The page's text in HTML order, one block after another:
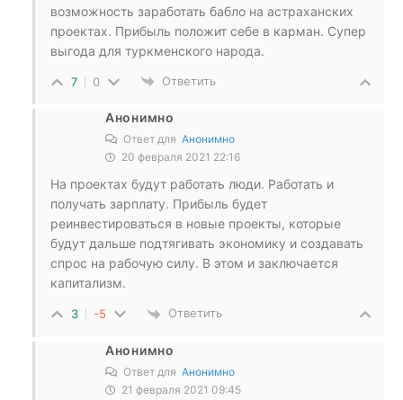
возможность заработать бабло на астраханских
проектах. Прибыль положит себе в карман. Супер
выгода для туркменского народа.
7 0 Ответить
Анонимно
Ответ для Анонимно
20 февраля 2021 22:16
На проектах будут работать люди. Работать и
получать зарплату. Прибыль будет
реинвестироваться в новые проекты, которые
будут дальше подтягивать экономику и создавать
спрос на рабочую силу. В этом и заключается
капитализм.
3 -5 Ответить
Анонимно
Ответ для Анонимно
21 февраля 2021 09:45